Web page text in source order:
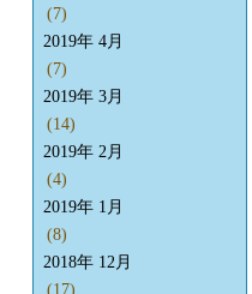
(7)
2019年 4月
(7)
2019年 3月
(14)
2019年 2月
(4)
2019年 1月
(8)
2018年 12月
(17)